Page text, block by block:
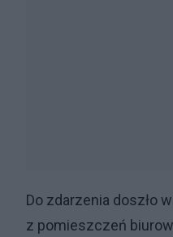
Do zdarzenia doszło
z pomieszczeń